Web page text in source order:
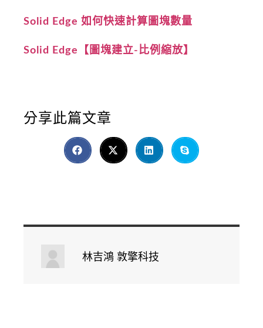
Solid Edge 如何快速計算圖塊數量
Solid Edge【圖塊建立-比例縮放】
分享此篇文章
林吉鴻 敦擎科技